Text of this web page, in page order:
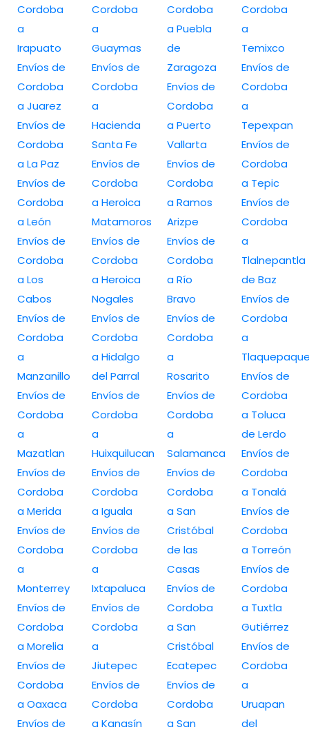
Cordoba
a
Irapuato
Envíos de
Cordoba
a Juarez
Envíos de
Cordoba
a La Paz
Envíos de
Cordoba
a León
Envíos de
Cordoba
a Los
Cabos
Envíos de
Cordoba
a
Manzanillo
Envíos de
Cordoba
a
Mazatlan
Envíos de
Cordoba
a Merida
Envíos de
Cordoba
a
Monterrey
Envíos de
Cordoba
a Morelia
Envíos de
Cordoba
a Oaxaca
Envíos de
Cordoba
a
Guaymas
Envíos de
Cordoba
a
Hacienda
Santa Fe
Envíos de
Cordoba
a Heroica
Matamoros
Envíos de
Cordoba
a Heroica
Nogales
Envíos de
Cordoba
a Hidalgo
del Parral
Envíos de
Cordoba
a
Huixquilucan
Envíos de
Cordoba
a Iguala
Envíos de
Cordoba
a
Ixtapaluca
Envíos de
Cordoba
a
Jiutepec
Envíos de
Cordoba
a Kanasín
Cordoba
a Puebla
de
Zaragoza
Envíos de
Cordoba
a Puerto
Vallarta
Envíos de
Cordoba
a Ramos
Arizpe
Envíos de
Cordoba
a Río
Bravo
Envíos de
Cordoba
a
Rosarito
Envíos de
Cordoba
a
Salamanca
Envíos de
Cordoba
a San
Cristóbal
de las
Casas
Envíos de
Cordoba
a San
Cristóbal
Ecatepec
Envíos de
Cordoba
a San
Cordoba
a
Temixco
Envíos de
Cordoba
a
Tepexpan
Envíos de
Cordoba
a Tepic
Envíos de
Cordoba
a
Tlalnepantla
de Baz
Envíos de
Cordoba
a
Envíos de
Cordoba
a Toluca
de Lerdo
Envíos de
Cordoba
a Tonalá
Envíos de
Cordoba
a Torreón
Envíos de
Cordoba
a Tuxtla
Gutiérrez
Envíos de
Cordoba
a
Uruapan
del